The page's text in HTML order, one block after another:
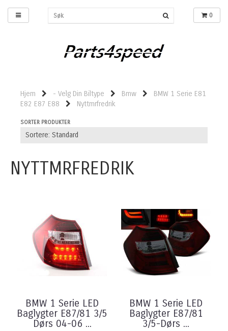
0
Hjem - Velg Din Biltype Bmw
BMW 1 Serie E81
E82 E87 E88
Nyttmrfredrik
SORTER PRODUKTER
NYTTMRFREDRIK
BMW 1 Serie LED
Baglygter E87/81 3/5
Dørs 04-06 ...
BMW 1 Serie LED
Baglygter E87/81
3/5-Dørs ...